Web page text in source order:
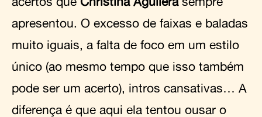
apresentou. O excesso de faixas e baladas
muito iguais, a falta de foco em um estilo
único (ao mesmo tempo que isso também
pode ser um acerto), intros cansativas… A
diferença é que aqui ela tentou ousar o